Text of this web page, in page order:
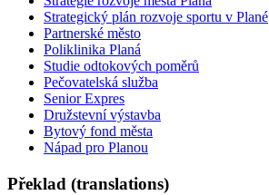
Strategický plán rozvoje sportu v Plané
Partnerské město
Poliklinika Planá
Studie odtokových poměrů
Pečovatelská služba
Senior Expres
Družstevní výstavba
Bytový fond města
Nápad pro Planou
Překlad (translations)